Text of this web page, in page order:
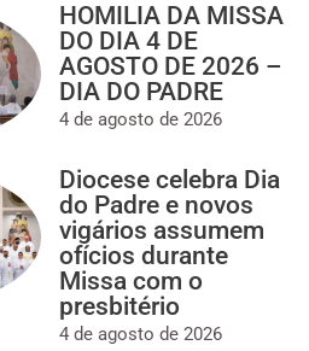
HOMILIA DA MISSA
DO DIA 4 DE
AGOSTO DE 2026 –
DIA DO PADRE
4 de agosto de 2026
Diocese celebra Dia
do Padre e novos
vigários assumem
ofícios durante
Missa com o
presbitério
4 de agosto de 2026